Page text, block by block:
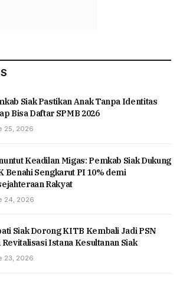
Siak Pastikan Anak Tanpa Identitas
Bisa Daftar SPMB 2026
25, 2026
Keadilan Migas: Pemkab Siak Dukung
Benahi Sengkarut PI 10% demi
Rakyat
24, 2026
Siak Dorong KITB Kembali Jadi PSN
Revitalisasi Istana Kesultanan Siak
23, 2026